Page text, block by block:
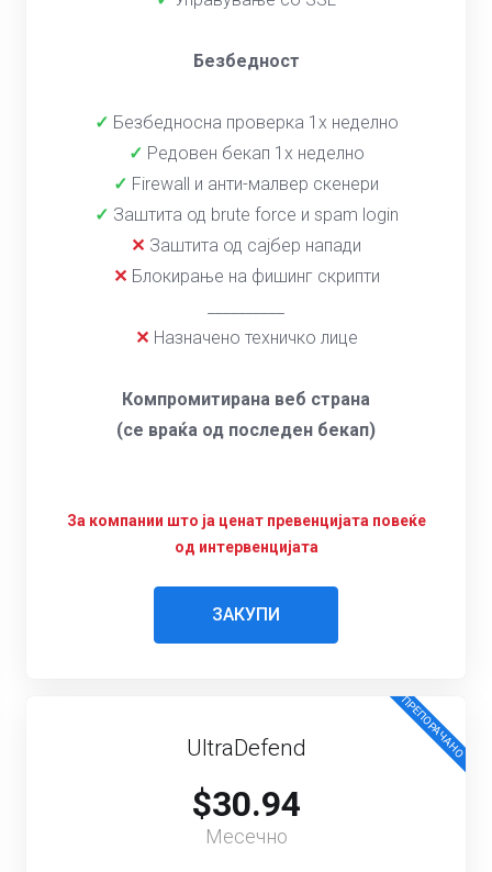
Безбедност
✓ Безбедносна проверка 1x неделно
✓ Редовен бекап 1x неделно
✓ Firewall и анти-малвер скенери
✓ Заштита од brute force и spam login
✕ Заштита од сајбер напади
✕ Блокирање на фишинг скрипти
✕ Назначено техничко лице
Компромитирана веб страна
(се враќа од последен бекап)
За компании што ја ценат превенцијата повеќе
од интервенцијата
ЗАКУПИ
ПРЕПОРАЧАНО
UltraDefend
$30.94
Месечно